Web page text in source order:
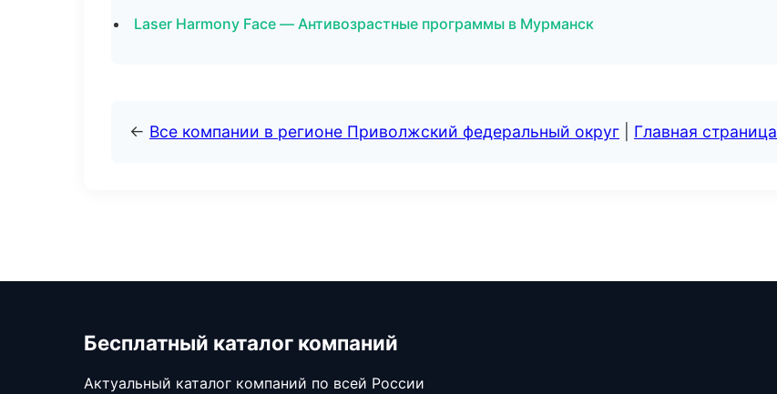
Laser Harmony Face — Антивозрастные программы в Мурманск
← Все компании в регионе Приволжский федеральный округ Главная страница
Бесплатный каталог компаний
Актуальный каталог компаний по всей России